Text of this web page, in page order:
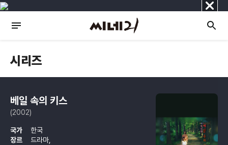
닫
기
시리즈
베일 속의 키스
(2002)
국가
한국
장르
드라마,